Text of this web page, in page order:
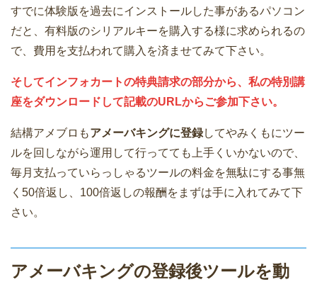
すでに体験版を過去にインストールした事があるパソコン
だと、有料版のシリアルキーを購入する様に求められるの
で、費用を支払われて購入を済ませてみて下さい。
そしてインフォカートの特典請求の部分から、私の特別講
座をダウンロードして記載のURLからご参加下さい。
結構アメブロもアメーバキングに登録してやみくもにツー
ルを回しながら運用して行ってても上手くいかないので、
毎月支払っていらっしゃるツールの料金を無駄にする事無
く50倍返し、100倍返しの報酬をまずは手に入れてみて下
さい。
アメーバキングの登録後ツールを動